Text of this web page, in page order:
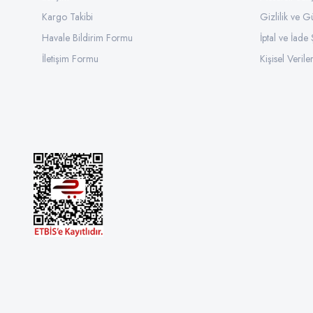
Kargo Takibi
Havale Bildirim Formu
İletişim Formu
Gizlilik ve
İptal ve İade
Kişisel